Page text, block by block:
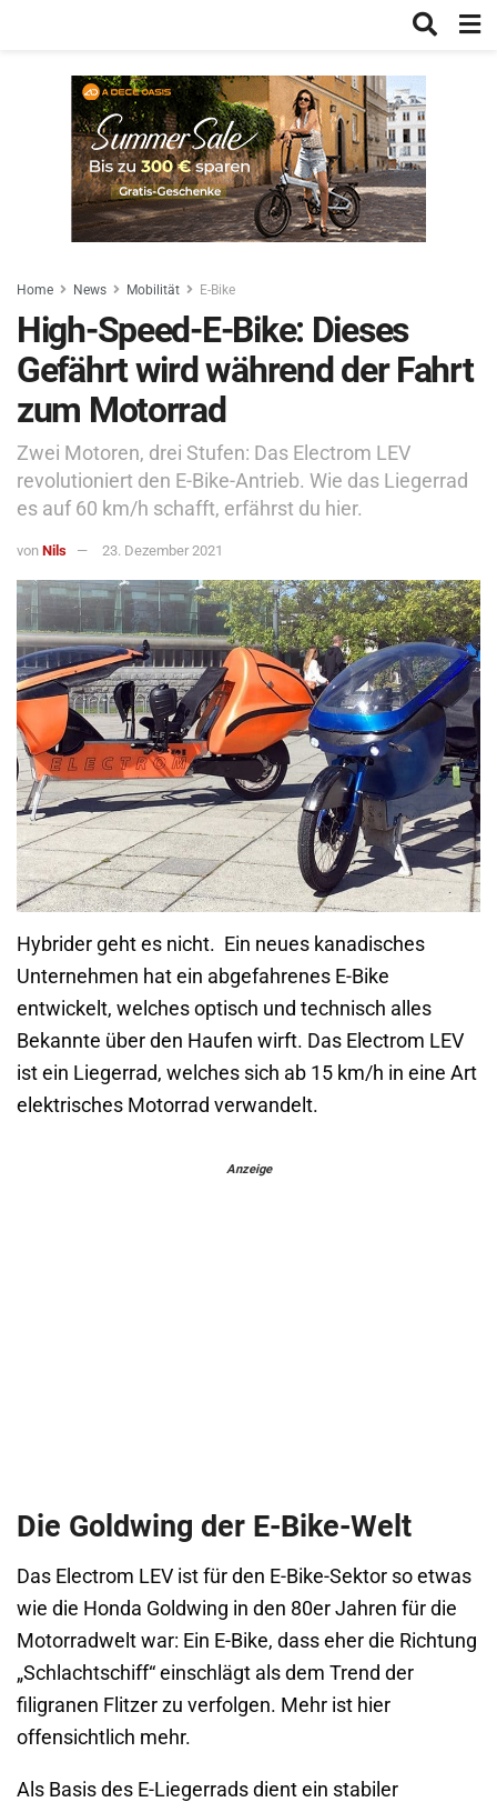
Home News Mobilität E-Bike
High-Speed-E-Bike: Dieses
Gefährt wird während der Fahrt
zum Motorrad
Zwei Motoren, drei Stufen: Das Electrom LEV
revolutioniert den E-Bike-Antrieb. Wie das Liegerrad
es auf 60 km/h schafft, erfährst du hier.
von Nils 23. Dezember 2021
Hybrider geht es nicht. Ein neues kanadisches
Unternehmen hat ein abgefahrenes E-Bike
entwickelt, welches optisch und technisch alles
Bekannte über den Haufen wirft. Das Electrom LEV
ist ein Liegerrad, welches sich ab 15 km/h in eine Art
elektrisches Motorrad verwandelt.
Anzeige
Die Goldwing der E-Bike-Welt
Das Electrom LEV ist für den E-Bike-Sektor so etwas
wie die Honda Goldwing in den 80er Jahren für die
Motorradwelt war: Ein E-Bike, dass eher die Richtung
„Schlachtschiff“ einschlägt als dem Trend der
filigranen Flitzer zu verfolgen. Mehr ist hier
offensichtlich mehr.
Als Basis des E-Liegerrads dient ein stabiler